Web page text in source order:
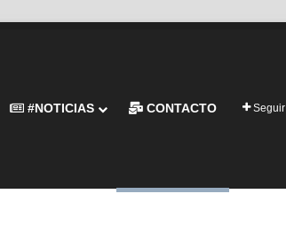
#NOTICIAS CONTACTO Seguir